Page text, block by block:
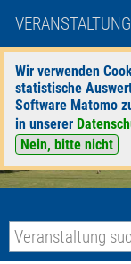
Wir verwenden
statistische
Software Matomo
in unserer
Nein, bitte nicht